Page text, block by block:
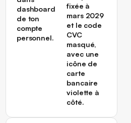
dashboard
de ton
compte
personnel.